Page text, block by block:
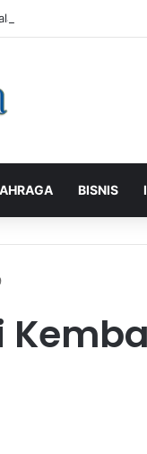
Pelanggan, PLN
BISNIS